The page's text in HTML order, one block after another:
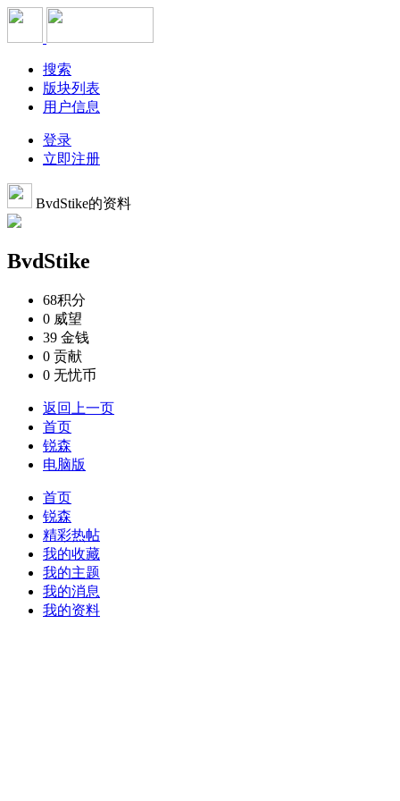
搜索
版块列表
用户信息
登录
立即注册
BvdStike的资料
BvdStike
68积分
0 威望
39 金钱
0 贡献
0 无忧币
返回上一页
首页
锐森
电脑版
首页
锐森
精彩热帖
我的收藏
我的主题
我的消息
我的资料